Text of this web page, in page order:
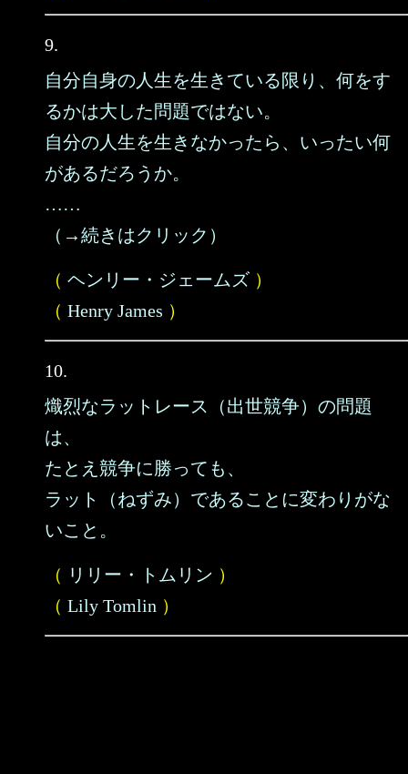
9.
自分自身の人生を生きている限り、何をす
るかは大した問題ではない。
自分の人生を生きなかったら、いったい何
があるだろうか。
……
（→続きはクリック）
（ ヘンリー・ジェームズ ）
（ Henry James ）
10.
熾烈なラットレース（出世競争）の問題
は、
たとえ競争に勝っても、
ラット（ねずみ）であることに変わりがな
いこと。
（ リリー・トムリン ）
（ Lily Tomlin ）